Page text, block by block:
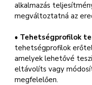
alkalmazás
megváltoztatná az
• Tehetségprofilok
tehetségprofilok
amelyek lehetővé
eltávolíts vagy
megfelelően.